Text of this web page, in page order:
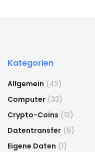
Kategorien
Allgemein (42)
Computer (33)
Crypto-Coins (13)
Datentransfer (6)
Eigene Daten (1)